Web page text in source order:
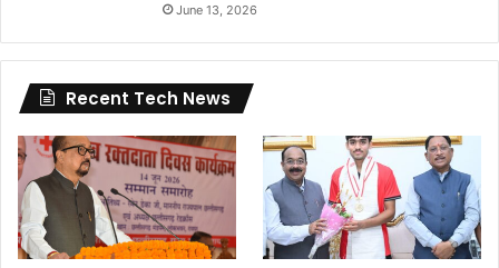
June 13, 2026
Recent Tech News